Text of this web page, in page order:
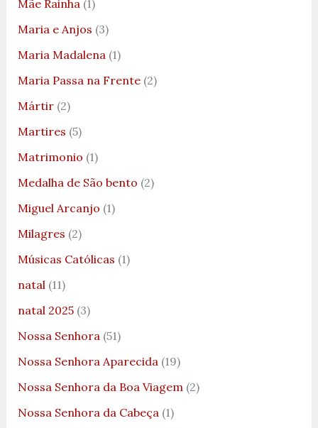
Mãe Rainha (1)
Maria e Anjos (3)
Maria Madalena (1)
Maria Passa na Frente(2)
Mártir(2)
Martires (5)
Matrimonio (1)
Medalha de São bento (2)
Miguel Arcanjo (1)
Milagres (2)
Músicas Católicas (1)
natal (11)
natal 2025(3)
Nossa Senhora (51)
Nossa Senhora Aparecida (19)
Nossa Senhora da Boa Viagem (2)
Nossa Senhora da Cabeça (1)